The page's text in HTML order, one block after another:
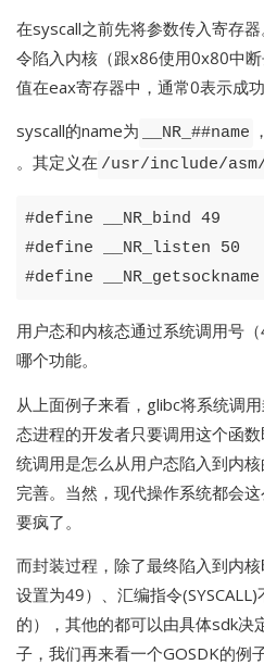
在syscall之前先将参数传入寄存
令陷入内核（跟x86使用0x80中
值在eax寄存器中，通常0表示成功
syscall的name为 __NR_##name
。其定义在 /usr/include/
#define __NR_bind 49
#define __NR_listen
50
#define __NR_getsockname
用户态和内核态通过系统调用号
哪个功能。
从上面例子来看，glibc将系统调
态进程的开发者只要调用这个函
统调用是怎么从用户态陷入到内
完善。当然，现代操作系统都会
要疯了。
而封装过程，除了最终陷入到内
设置为49）、汇编指令
的），其他的都可以由具体sdk决
子，我们再来看一个GOSDK的例